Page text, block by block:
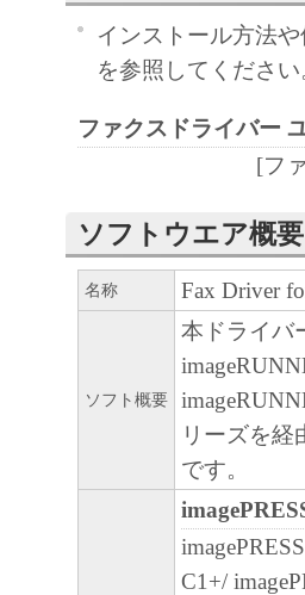
によりキヤノンま
す。
５．輸出
お客様は、日本国
許可等を得ること
は一部を、直接また
６．サポートおよび
キヤノン、キヤノ
理店および販売店
客様による「本ソフ
よび「本ソフトウ
正あるいはサポー
負うものではありま
７．保証の否認・免
インストール方法
を参照してください
ファクスドライバー
[フ
ソフトウエア概要
名称 Fax Driver
ソフト概要
本ドライバ
リーズを経
です。
C1+/